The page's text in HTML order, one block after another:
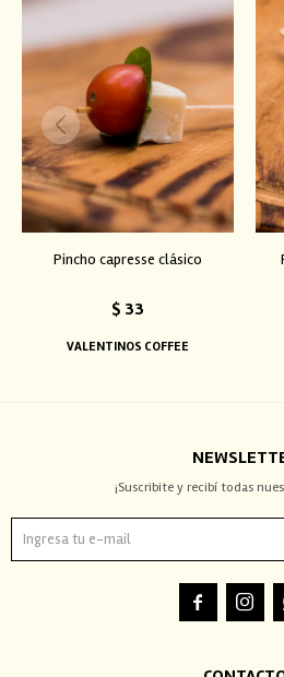
Pincho capresse clásico
$ 33
VALENTINOS COFFEE
¡Suscribite y recibí todas
 